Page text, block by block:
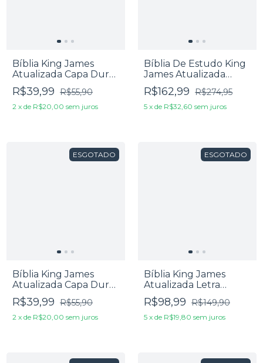
Bíblia King James
Atualizada Capa Dura
Leão Marrom
R$39,99 R$55,90
2 x de R$20,00 sem juros
Bíblia De Estudo King
James Atualizada
Letra Grande Capa
Luxo Vinho
R$162,99 R$274,95
5 x de R$32,60 sem juros
ESGOTADO
Bíblia King James
Atualizada Capa Dura
Leão Original
R$39,99 R$55,90
2 x de R$20,00 sem juros
ESGOTADO
Bíblia King James
Atualizada Letra
Ultragigante Luxo
Preta
R$98,99 R$149,90
5 x de R$19,80 sem juros